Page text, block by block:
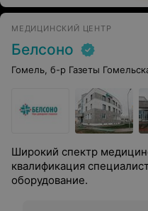
МЕДИЦИНСКИЙ ЦЕНТР
Белсоно
Гомель, б-р Газеты
Широкий спектр
квалификация
оборудование.